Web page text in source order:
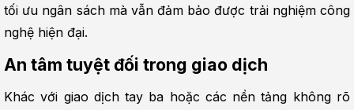
tối ưu ngân sách mà vẫn đảm bảo được trải nghiệm công
nghệ hiện đại.
An tâm tuyệt đối trong giao dịch
Khác với giao dịch tay ba hoặc các nền tảng không rõ